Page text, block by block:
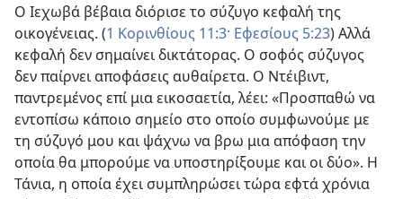
Ο Ιεχωβά βέβαια διόρισε το σύζυγο κεφαλή της
οικογένειας. (1 Κορινθίους 11:3· Εφεσίους 5:23) Αλλά
κεφαλή δεν σημαίνει δικτάτορας. Ο σοφός σύζυγος
δεν παίρνει αποφάσεις αυθαίρετα. Ο Ντέιβιντ,
παντρεμένος επί μια εικοσαετία, λέει: «Προσπαθώ να
εντοπίσω κάποιο σημείο στο οποίο συμφωνούμε με
τη σύζυγό μου και ψάχνω να βρω μια απόφαση την
οποία θα μπορούμε να υποστηρίξουμε και οι δύο». Η
Τάνια, η οποία έχει συμπληρώσει τώρα εφτά χρόνια